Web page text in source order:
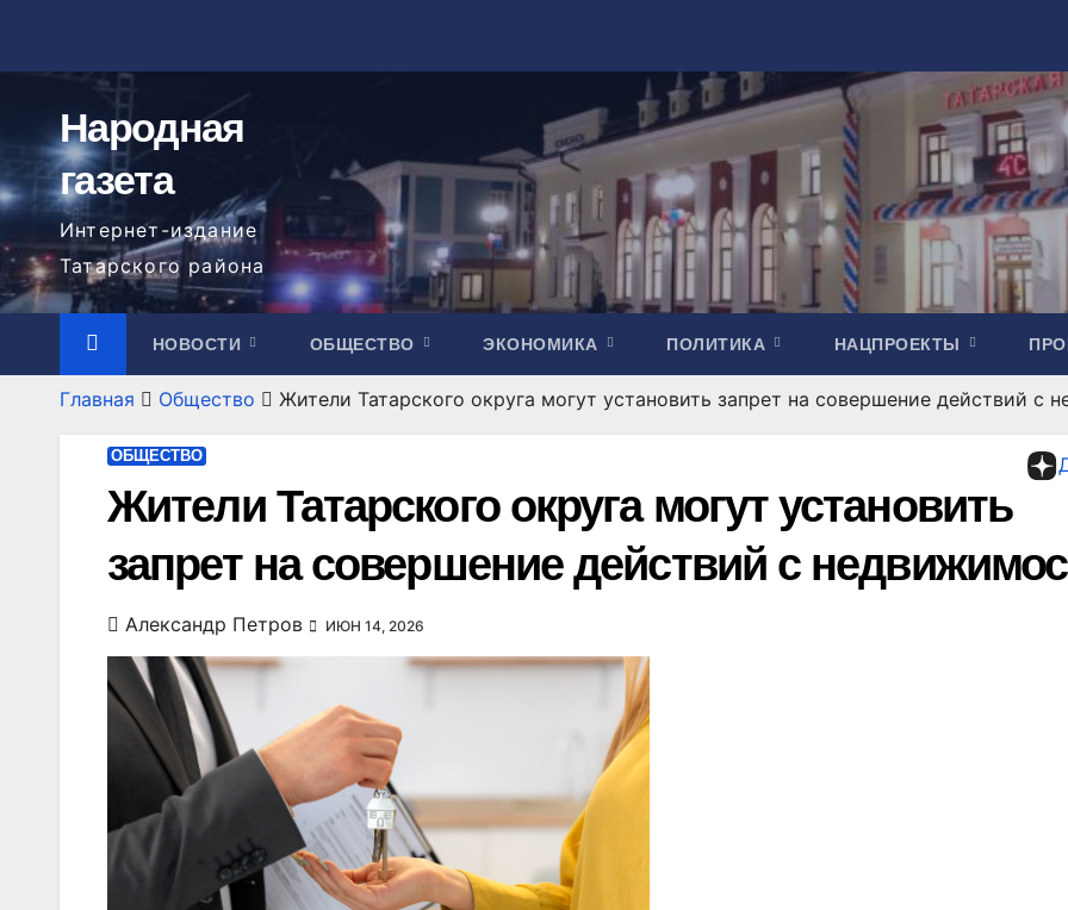
содержимому
Народная
газета
Интернет-издание
Татарского района
НОВОСТИ ОБЩЕСТВО ЭКОНОМИКА ПОЛИТИКА НАЦПРОЕКТЫ
Главная Общество Жители Татарского округа могут установить запрет на совершение действий с
ОБЩЕСТВО
Жители Татарского округа могут установить
запрет на совершение действий с
Александр Петров ИЮН 14, 2026